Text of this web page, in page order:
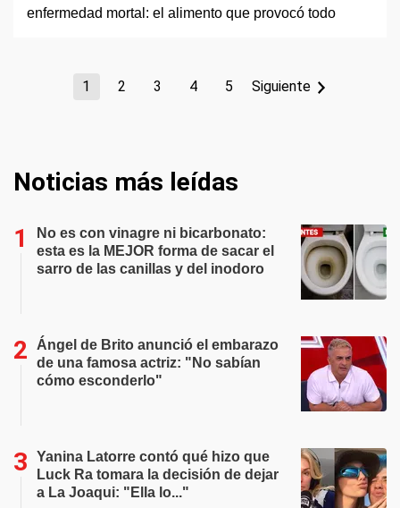
1 2 3 4 5 Siguiente
Noticias más leídas
No es con vinagre ni bicarbonato:
esta es la MEJOR forma de sacar el
sarro de las canillas y del inodoro
Ángel de Brito anunció el embarazo
de una famosa actriz: "No sabían
cómo esconderlo"
Yanina Latorre contó qué hizo que
Luck Ra tomara la decisión de dejar
a La Joaqui: "Ella lo..."